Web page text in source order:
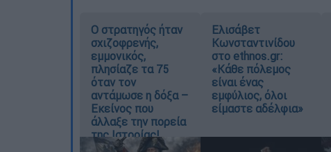
O στρατηγός ήταν
σχιζοφρενής,
εμμονικός,
πλησίαζε τα 75
όταν τον
αντάμωσε η δόξα –
Εκείνος που
άλλαξε την πορεία
της Ιστορίας!
Ελισάβετ
Κωνσταντινίδου
στο ethnos.gr:
«Κάθε πόλεμος
είναι ένας
εμφύλιος, όλοι
είμαστε αδέλφια»